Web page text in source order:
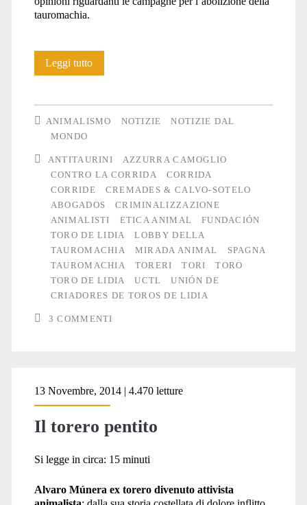
tauromachia.
Leggi tuttoLa
degli
animalisti
in
Spagna
ANIMALISMO NOTIZIE
NOTIZIE DAL
MONDO
ANTITAURINI
AZZURRA CAMOGLIO
CONTRO LA CORRIDA
CORRIDA
CORRIDE
CREMADES & CALVO-SOTELO
ABOGADOS
CRIMINALIZZAZIONE
ANIMALISTI
ETICA ANIMAL
FUNDACIÓN
TORO DE LIDIA
LOBBY DELLA
TAUROMACHIA
MIRADA ANIMAL
SPAGNA
TAUROMACHIA
TORERI TORI
TORO
TORO DE LIDIA
UCTL
UNIÓN DE
CRIADORES DE TOROS DE LIDIA
3 COMMENTI
13 Novembre, 2014 | 4.470 letture
Il torero pentito
Si legge in circa: 15 minuti
Alvaro Múnera ex torero divenuto attivista